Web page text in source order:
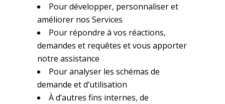
Pour développer, personnaliser et
améliorer nos Services
Pour répondre à vos réactions,
demandes et requêtes et vous apporter
notre assistance
Pour analyser les schémas de
demande et d’utilisation
À d’autres fins internes, de